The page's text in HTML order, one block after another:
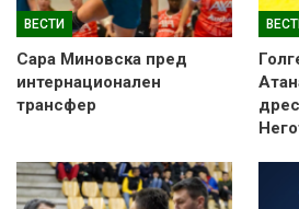
ВЕСТИ
Сара Миновска пред
интернационален
трансфер